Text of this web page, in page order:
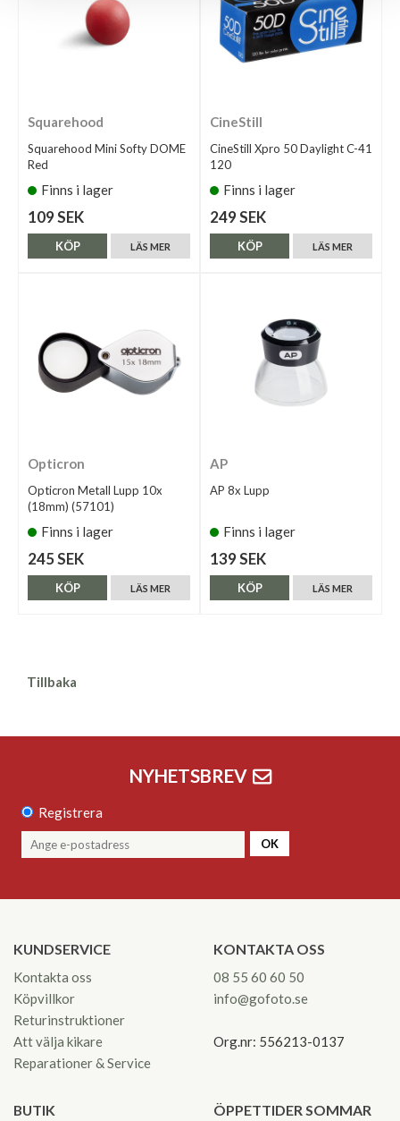
Squarehood
Squarehood Mini Softy DOME
Red
Finns i lager
109 SEK
LÄS MER
KÖP
CineStill
CineStill Xpro 50 Daylight C-41
120
Finns i lager
249 SEK
LÄS MER
KÖP
Opticron
Opticron Metall Lupp 10x
(18mm) (57101)
Finns i lager
245 SEK
LÄS MER
KÖP
AP
AP 8x Lupp
Finns i lager
139 SEK
LÄS MER
KÖP
Tillbaka
NYHETSBREV
Registrera
OK
KUNDSERVICE
Kontakta oss
Köpvillkor
Returinstruktioner
Att välja kikare
Reparationer & Service
KONTAKTA OSS
08 55 60 60 50
info@gofoto.se
Org.nr: 556213-0137
BUTIK ÖPPETTIDER SOMMAR